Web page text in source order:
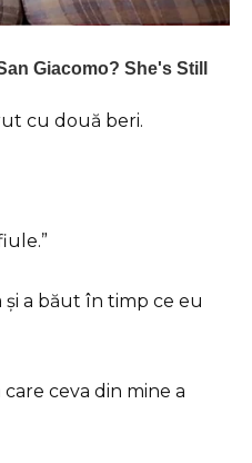
cu două beri.
și a băut în timp ce eu
ceva din mine a